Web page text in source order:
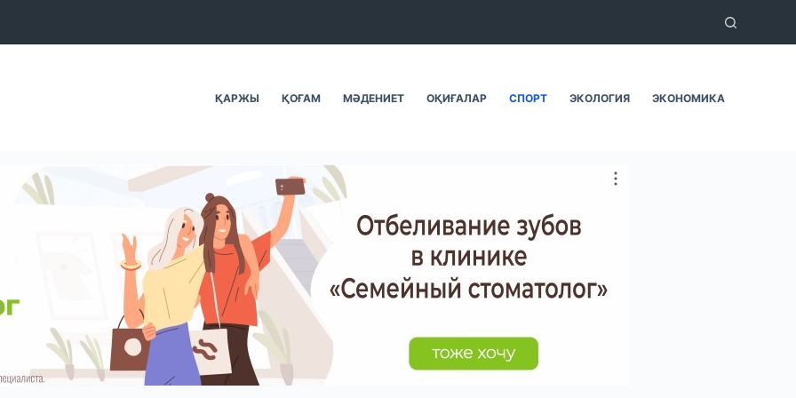
ҚАРЖЫ ҚОҒАМ МӘДЕНИЕТ ОҚИҒАЛАР СПОРТ ЭКОЛОГИЯ ЭКОНОМИКА